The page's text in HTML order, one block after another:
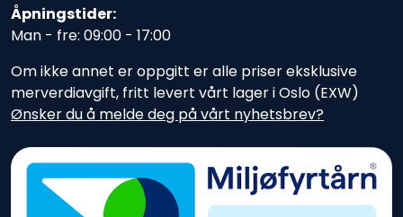
Åpningstider:
Man - fre: 09:00 - 17:00
Om ikke annet er oppgitt er alle priser eksklusive
merverdiavgift, fritt levert vårt lager i Oslo (EXW)
Ønsker du å melde deg på vårt nyhetsbrev?